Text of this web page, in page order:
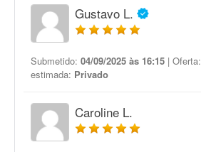
Gustavo L.
Submetido: 04/09/2025 às 16:15 | Oferta:
estimada: Privado
Caroline L.